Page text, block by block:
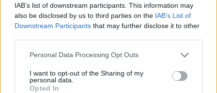
IAB’s list of downstream participants. This information may
also be disclosed by us to third parties on the IAB’s List of
Downstream Participants that may further disclose it to other
Personal Data Processing Opt Outs
I want to opt-out of the Sharing of my
personal data.
Opted In